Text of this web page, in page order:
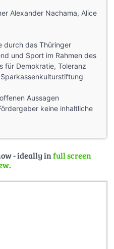
Alexander Nachama, Alice
durch das Thüringer
und Sport im Rahmen des
für Demokratie, Toleranz
Aussagen
keine inhaltliche
- ideally infull screen
.